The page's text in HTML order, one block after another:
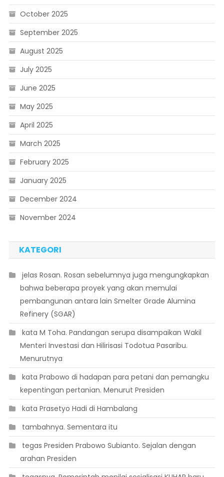
October 2025
September 2025
August 2025
July 2025
June 2025
May 2025
April 2025
March 2025
February 2025
January 2025
December 2024
November 2024
KATEGORI
 jelas Rosan. Rosan sebelumnya juga mengungkapkan
bahwa beberapa proyek yang akan memulai
pembangunan antara lain Smelter Grade Alumina
Refinery (SGAR)
 kata M Toha. Pandangan serupa disampaikan Wakil
Menteri Investasi dan Hilirisasi Todotua Pasaribu.
Menurutnya
 kata Prabowo di hadapan para petani dan pemangku
kepentingan pertanian. Menurut Presiden
 kata Prasetyo Hadi di Hambalang
 tambahnya. Sementara itu
 tegas Presiden Prabowo Subianto. Sejalan dengan
arahan Presiden